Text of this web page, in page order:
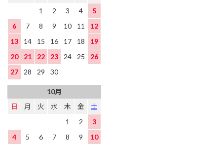
1
2 3 4
5
6
7 8 9 10 11
12
13
14 15 16 17 18
19
20
21 22 23 24 25
26
27
28 29 30
10月
日
月 火 水 木 金
土
1
2
3
4
5 6 7 8 9
10